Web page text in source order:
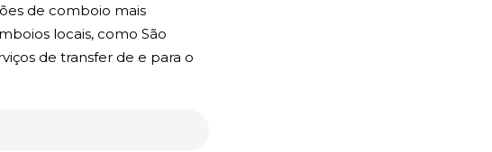
de comboio mais
locais, como São
de transfer de e para o